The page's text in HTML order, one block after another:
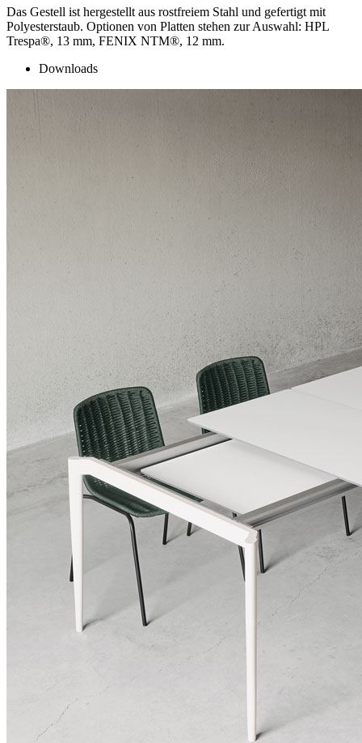
Das Gestell ist hergestellt aus rostfreiem Stahl und gefertigt mit
Polyesterstaub. Optionen von Platten stehen zur Auswahl: HPL
Trespa®, 13 mm, FENIX NTM®, 12 mm.
Downloads